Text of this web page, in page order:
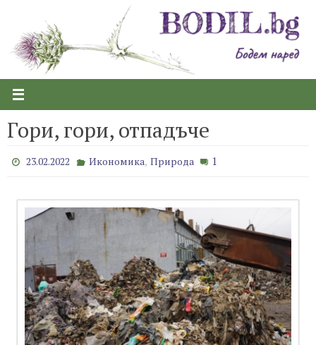
content
Гори, гори, отпадъче
23.02.2022 Икономика, Природа 1